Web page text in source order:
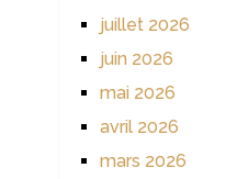
juillet 2026
juin 2026
mai 2026
avril 2026
mars 2026